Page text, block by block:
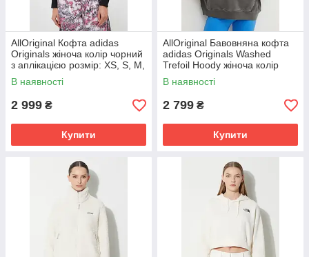
AllOriginal Кофта adidas
Originals жіноча колір чорний
з аплікацією розмір: XS, S, M,
L
В наявності
2 999 ₴
Купити
AllOriginal Бавовняна кофта
adidas Originals Washed
Trefoil Hoody жіноча колір
сірий з капюшоном з принтом
В наявності
2 799 ₴
Купити